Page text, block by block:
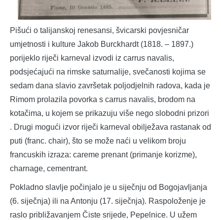
Pišući o talijanskoj renesansi, švicarski povjesničar
umjetnosti i kulture Jakob Burckhardt (1818. – 1897.)
porijeklo riječi karneval izvodi iz carrus navalis,
podsjećajući na rimske saturnalije, svečanosti kojima se
sedam dana slavio završetak poljodjelnih radova, kada je
Rimom prolazila povorka s carrus navalis, brodom na
kotačima, u kojem se prikazuju više nego slobodni prizori
. Drugi mogući izvor riječi karneval obilježava rastanak od
puti (franc. chair), što se može naći u velikom broju
francuskih izraza: careme prenant (primanje korizme),
charnage, cementrant.
Pokladno slavlje počinjalo je u siječnju od Bogojavljanja
(6. siječnja) ili na Antonju (17. siječnja). Raspoloženje je
raslo približavanjem Čiste srijede, Pepelnice. U užem